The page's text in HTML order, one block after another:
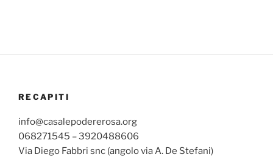
RECAPITI
info@casalepodererosa.org
068271545 – 3920488606
Via Diego Fabbri snc (angolo via A. De Stefani)